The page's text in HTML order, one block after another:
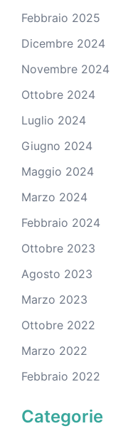
Febbraio 2025
Dicembre 2024
Novembre 2024
Ottobre 2024
Luglio 2024
Giugno 2024
Maggio 2024
Marzo 2024
Febbraio 2024
Ottobre 2023
Agosto 2023
Marzo 2023
Ottobre 2022
Marzo 2022
Febbraio 2022
Categorie